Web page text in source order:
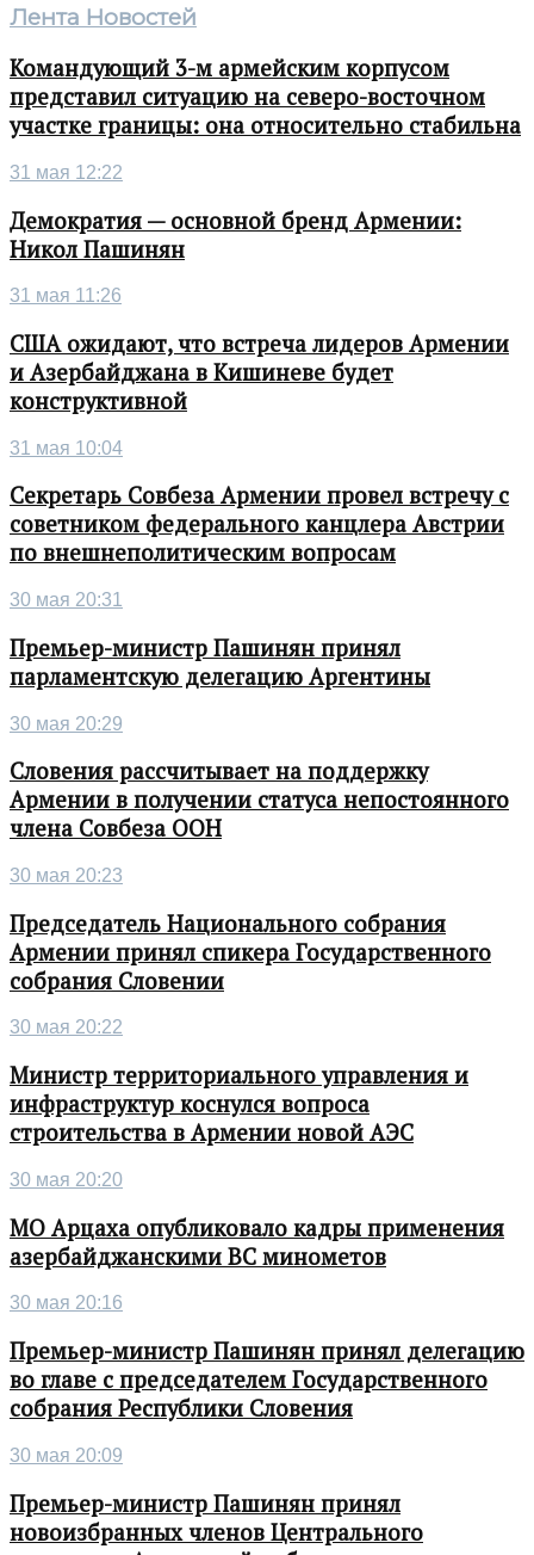
Лента Новостей
Командующий 3-м армейским корпусом
представил ситуацию на северо-восточном
участке границы: она относительно стабильна
31 мая 12:22
Демократия — основной бренд Армении:
Никол Пашинян
31 мая 11:26
США ожидают, что встреча лидеров Армении
и Азербайджана в Кишиневе будет
конструктивной
31 мая 10:04
Секретарь Совбеза Армении провел встречу с
советником федерального канцлера Австрии
по внешнеполитическим вопросам
30 мая 20:31
Премьер-министр Пашинян принял
парламентскую делегацию Аргентины
30 мая 20:29
Словения рассчитывает на поддержку
Армении в получении статуса непостоянного
члена Совбеза ООН
30 мая 20:23
Председатель Национального собрания
Армении принял спикера Государственного
собрания Словении
30 мая 20:22
Министр территориального управления и
инфраструктур коснулся вопроса
строительства в Армении новой АЭС
30 мая 20:20
МО Арцаха опубликовало кадры применения
азербайджанскими ВС минометов
30 мая 20:16
Премьер-министр Пашинян принял делегацию
во главе с председателем Государственного
собрания Республики Словения
30 мая 20:09
Премьер-министр Пашинян принял
новоизбранных членов Центрального